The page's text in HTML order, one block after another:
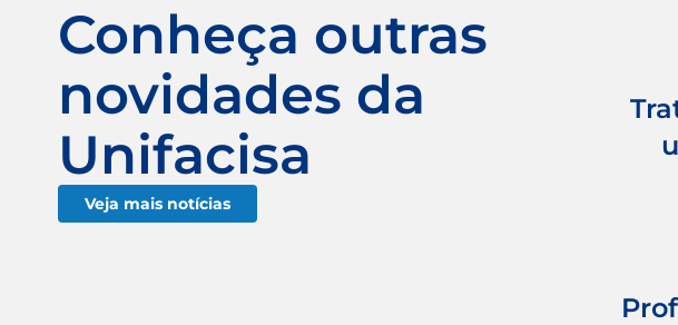
Conheça outras
novidades da
Unifacisa
Veja mais notícias